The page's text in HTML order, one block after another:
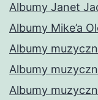
Albumy Janet
Albumy Mike’a
Albumy
Albumy
Albumy